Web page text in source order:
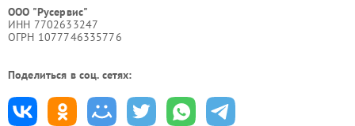
ООО "Русервис"
ИНН 7702633247
ОГРН 1077746335776
Поделиться в соц. сетях: